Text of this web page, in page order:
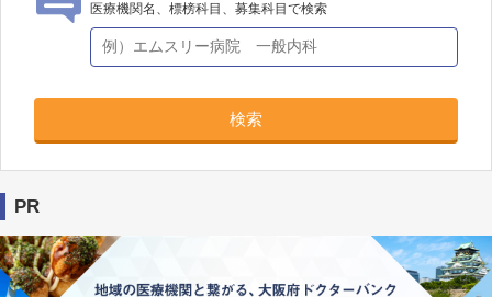
医療機関名、標榜科目、募集科目で検索
検索
PR